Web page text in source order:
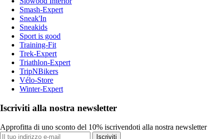
Smash-Expert
Sneak'In
Sneakids
Sport is good
Training-Fit
Trek-Expert
Triathlon-Expert
TripNBikers
Vélo-Store
Winter-Expert
Iscriviti alla nostra newsletter
Approfitta di uno sconto del 10% iscrivendoti alla nostra newsletter
Iscriviti